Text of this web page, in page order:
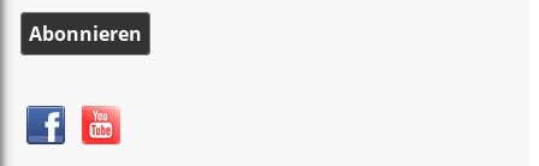
Abonnieren